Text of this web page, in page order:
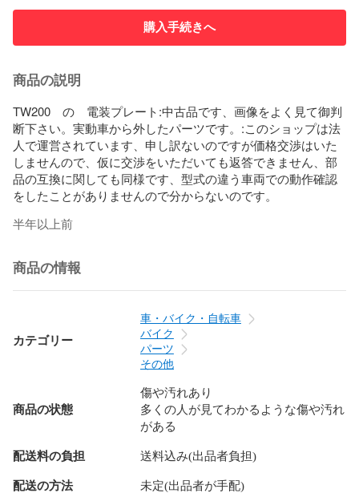
購入手続きへ
商品の説明
TW200　の　電装プレート:中古品です、画像をよく見て御判
断下さい。実動車から外したパーツです。:このショップは法
人で運営されています、申し訳ないのですが価格交渉はいた
しませんので、仮に交渉をいただいても返答できません、部
品の互換に関しても同様です、型式の違う車両での動作確認
をしたことがありませんので分からないのです。
半年以上前
商品の情報
カテゴリー
車・バイク・自転車
バイク
パーツ
その他
商品の状態
傷や汚れあり
多くの人が見てわかるような傷や汚れ
がある
配送料の負担 送料込み(出品者負担)
配送の方法 未定(出品者が手配)